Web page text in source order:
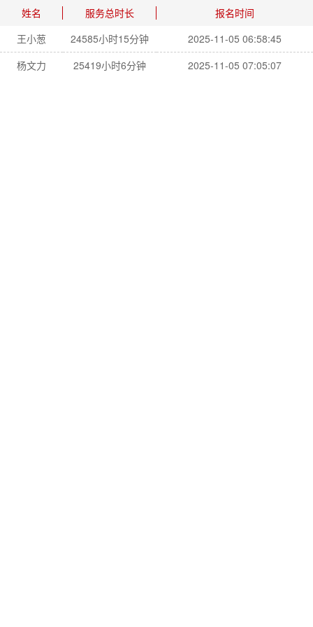
姓名 服务总时长
报名时间
王小葱
24585小时15分钟
2025-11-05 06:58:45
杨文力
25419小时6分钟 2025-11-05 07:05:07